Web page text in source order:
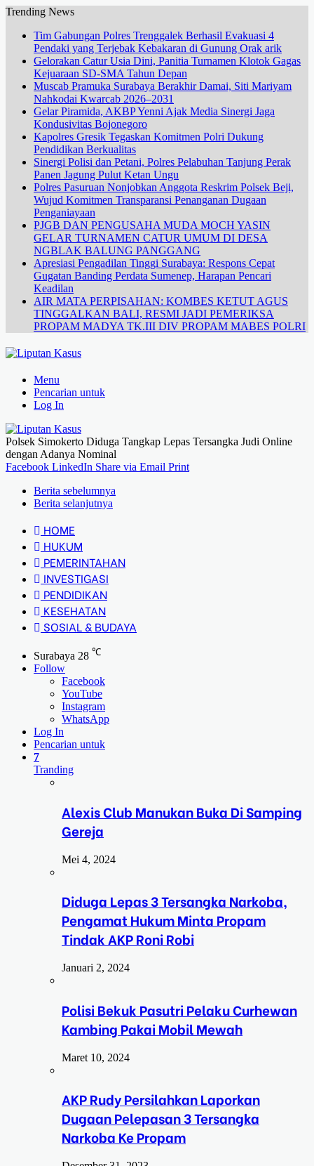
Trending News
Tim Gabungan Polres Trenggalek Berhasil Evakuasi 4
Pendaki yang Terjebak Kebakaran di Gunung Orak arik
Gelorakan Catur Usia Dini, Panitia Turnamen Klotok Gagas
Kejuaraan SD-SMA Tahun Depan
Muscab Pramuka Surabaya Berakhir Damai, Siti Mariyam
Nahkodai Kwarcab 2026–2031
Gelar Piramida, AKBP Yenni Ajak Media Sinergi Jaga
Kondusivitas Bojonegoro
Kapolres Gresik Tegaskan Komitmen Polri Dukung
Pendidikan Berkualitas
Sinergi Polisi dan Petani, Polres Pelabuhan Tanjung Perak
Panen Jagung Pulut Ketan Ungu
Polres Pasuruan Nonjobkan Anggota Reskrim Polsek Beji,
Wujud Komitmen Transparansi Penanganan Dugaan
Penganiayaan
PJGB DAN PENGUSAHA MUDA MOCH YASIN
GELAR TURNAMEN CATUR UMUM DI DESA
NGBLAK BALUNG PANGGANG
Apresiasi Pengadilan Tinggi Surabaya: Respons Cepat
Gugatan Banding Perdata Sumenep, Harapan Pencari
Keadilan
AIR MATA PERPISAHAN: KOMBES KETUT AGUS
TINGGALKAN BALI, RESMI JADI PEMERIKSA
PROPAM MADYA TK.III DIV PROPAM MABES POLRI
Menu
Pencarian untuk
Log In
Polsek Simokerto Diduga Tangkap Lepas Tersangka Judi Online
dengan Adanya Nominal
Facebook LinkedIn Share via Email Print
Berita sebelumnya
Berita selanjutnya
HOME
HUKUM
PEMERINTAHAN
INVESTIGASI
PENDIDIKAN
KESEHATAN
SOSIAL & BUDAYA
Surabaya 28 ℃
Follow
Facebook
YouTube
Instagram
WhatsApp
Log In
Pencarian untuk
7
Tranding
Alexis Club Manukan Buka Di Samping
Gereja
Mei 4, 2024
Diduga Lepas 3 Tersangka Narkoba,
Pengamat Hukum Minta Propam
Tindak AKP Roni Robi
Januari 2, 2024
Polisi Bekuk Pasutri Pelaku Curhewan
Kambing Pakai Mobil Mewah
Maret 10, 2024
AKP Rudy Persilahkan Laporkan
Dugaan Pelepasan 3 Tersangka
Narkoba Ke Propam